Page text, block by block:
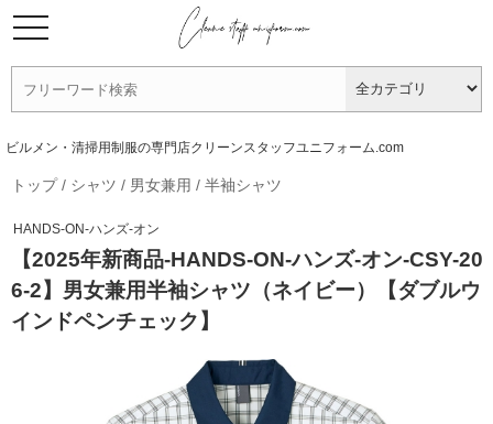
ビルメン・清掃用制服の専門店クリーンスタッフユニフォーム.com
トップ/ シャツ / 男女兼用 / 半袖シャツ
HANDS-ON-ハンズ-オン
【2025年新商品-HANDS-ON-ハンズ-オン-CSY-20
6-2】男女兼用半袖シャツ（ネイビー）【ダブルウ
インドペンチェック】